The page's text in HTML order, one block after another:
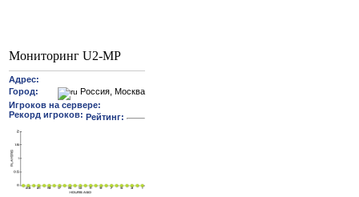
Мониторинг U2-MP